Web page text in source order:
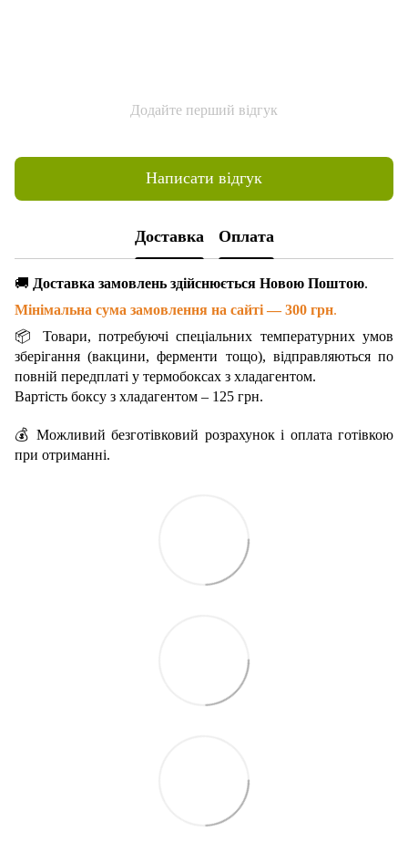
Додайте перший відгук
Написати відгук
Доставка Оплата
🚚 Доставка замовлень здійснюється Новою Поштою.
Мінімальна сума замовлення на сайті — 300 грн.
📦 Товари, потребуючі спеціальних температурних умов
зберігання (вакцини, ферменти тощо), відправляються по
повній передплаті у термобоксах з хладагентом.
Вартість боксу з хладагентом – 125 грн.
💰 Можливий безготівковий розрахунок і оплата готівкою
при отриманні.